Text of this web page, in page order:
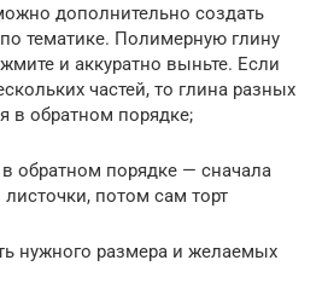
дополнительно создать
тематике. Полимерную глину
и аккуратно выньте. Если
частей, то глина разных
в обратном порядке;
обратном порядке — сначала
потом сам торт
нужного размера и желаемых